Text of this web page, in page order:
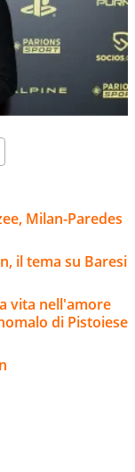
Milan-Paredes
il tema su Baresi
vita nell'amore
di Pistoiese